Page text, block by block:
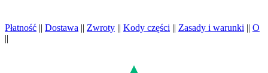
Płatność || Dostawa || Zwroty || Kody części || Zasady i warunki || O
||